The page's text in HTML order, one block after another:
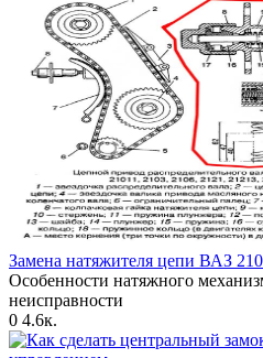
Замена натяжителя цепи ВАЗ
Особенности натяжного
неисправности
0 4.6к.